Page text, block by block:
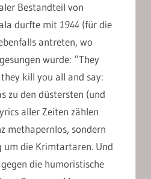
Bestandteil von
durfte mit 1944 (für die
antreten, wo
wurde: “They
kill you all and say:
zu den düstersten (und
aller Zeiten zählen
methapernlos, sondern
die Krimtartaren. Und
die humoristische